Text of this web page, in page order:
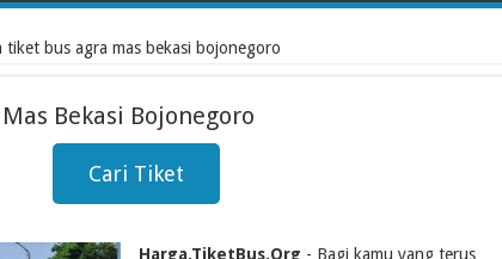
tiket bus agra mas bekasi bojonegoro
Bekasi Bojonegoro
Cari Tiket
Harga.TiketBus.Org - Bagi kamu yang terus